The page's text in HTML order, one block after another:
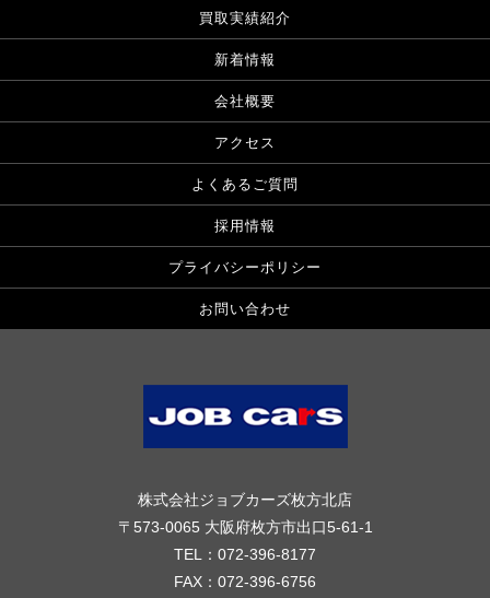
買取実績紹介
新着情報
会社概要
アクセス
よくあるご質問
採用情報
プライバシーポリシー
お問い合わせ
株式会社ジョブカーズ枚方北店
〒573-0065 大阪府枚方市出口5-61-1
TEL：072-396-8177
FAX：072-396-6756